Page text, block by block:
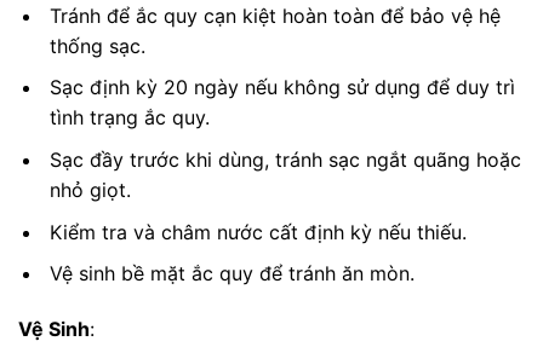
Tránh để ắc quy cạn kiệt hoàn toàn để bảo vệ hệ
thống sạc.
Sạc định kỳ 20 ngày nếu không sử dụng để duy trì
tình trạng ắc quy.
Sạc đầy trước khi dùng, tránh sạc ngắt quãng hoặc
nhỏ giọt.
Kiểm tra và châm nước cất định kỳ nếu thiếu.
Vệ sinh bề mặt ắc quy để tránh ăn mòn.
Vệ Sinh: